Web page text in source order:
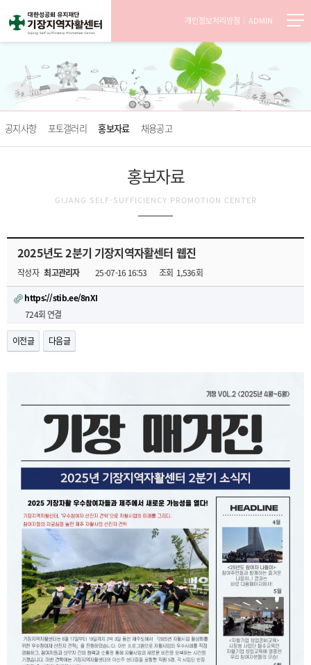
개인정보처리방침 ADMIN
공지사항 포토갤러리 홍보자료 채용공고
홍보자료
GIJANG SELF-SUFFICIENCY PROMOTION CENTER
2025년도 2분기 기장지역자활센터 웹진
작성자 최고관리자 25-07-16 16:53 조회 1,536회
https://stib.ee/8nXI
724회 연결
이전글 다음글